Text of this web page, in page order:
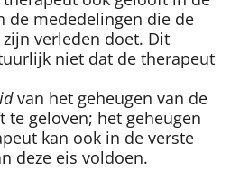
de mededelingen die de
verleden doet. Dit
niet dat de therapeut
van het geheugen van de
te geloven; het geheugen
kan ook in de verste
deze eis voldoen.